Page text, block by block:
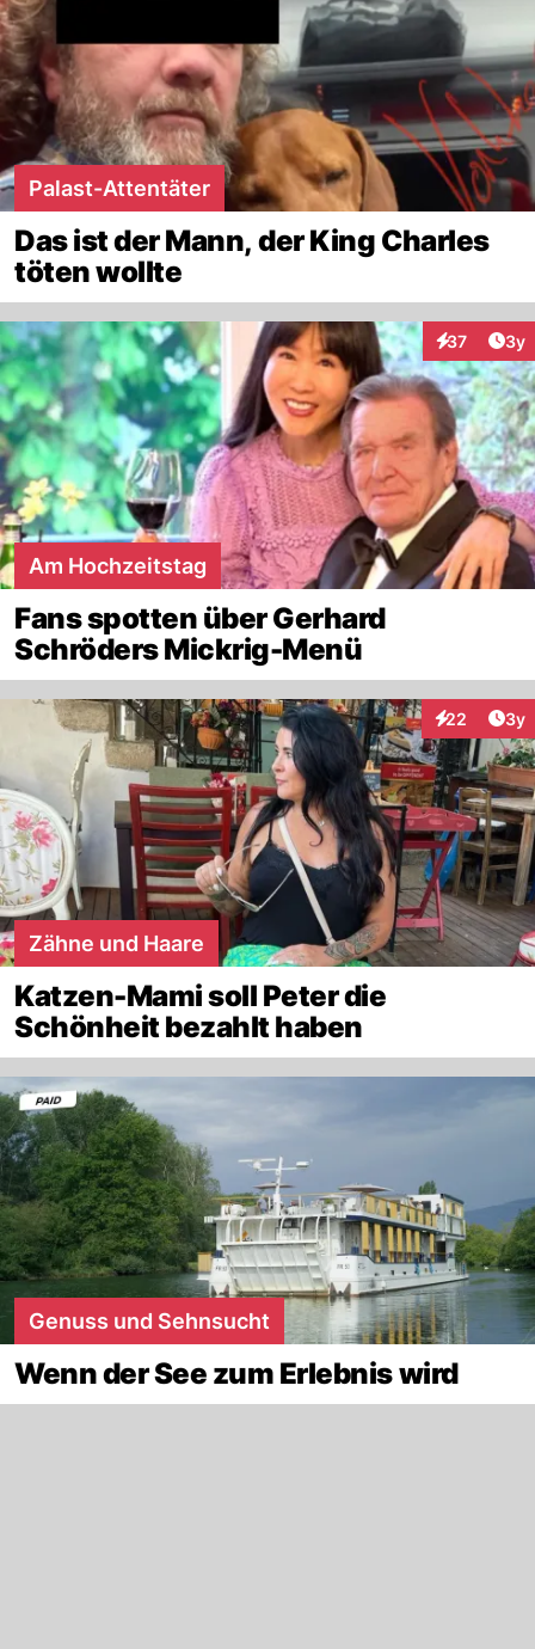
Palast-Attentäter
Das ist der Mann, der King Charles
töten wollte
37
Interaktionen
3y
Am Hochzeitstag
Fans spotten über Gerhard
Schröders Mickrig-Menü
22
Interaktionen
3y
Zähne und Haare
Katzen-Mami soll Peter die
Schönheit bezahlt haben
Genuss und Sehnsucht
Wenn der See zum Erlebnis wird